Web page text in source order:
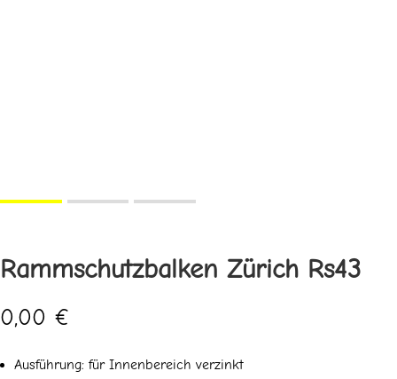
Rammschutzbalken Zürich Rs43
0,00 €
Ausführung: für Innenbereich verzinkt